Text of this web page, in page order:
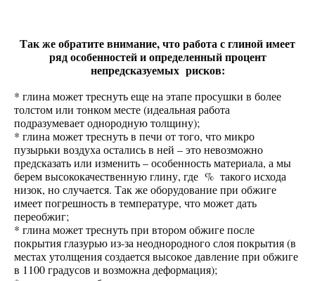
Так же обратите внимание, что работа с глиной имеет
ряд особенностей и определенный процент
непредсказуемых рисков:
* глина может треснуть еще на этапе просушки в более
толстом или тонком месте (идеальная работа
подразумевает однородную толщину);
* глина может треснуть в печи от того, что микро
пузырьки воздуха остались в ней – это невозможно
предсказать или изменить – особенность материала, а мы
берем высококачественную глину, где % такого исхода
низок, но случается. Так же оборудование при обжиге
имеет погрешность в температуре, что может дать
переобжиг;
* глина может треснуть при втором обжиге после
покрытия глазурью из-за неоднородного слоя покрытия (в
местах утолщения создается высокое давление при обжиге
в 1100 градусов и возможна деформация);